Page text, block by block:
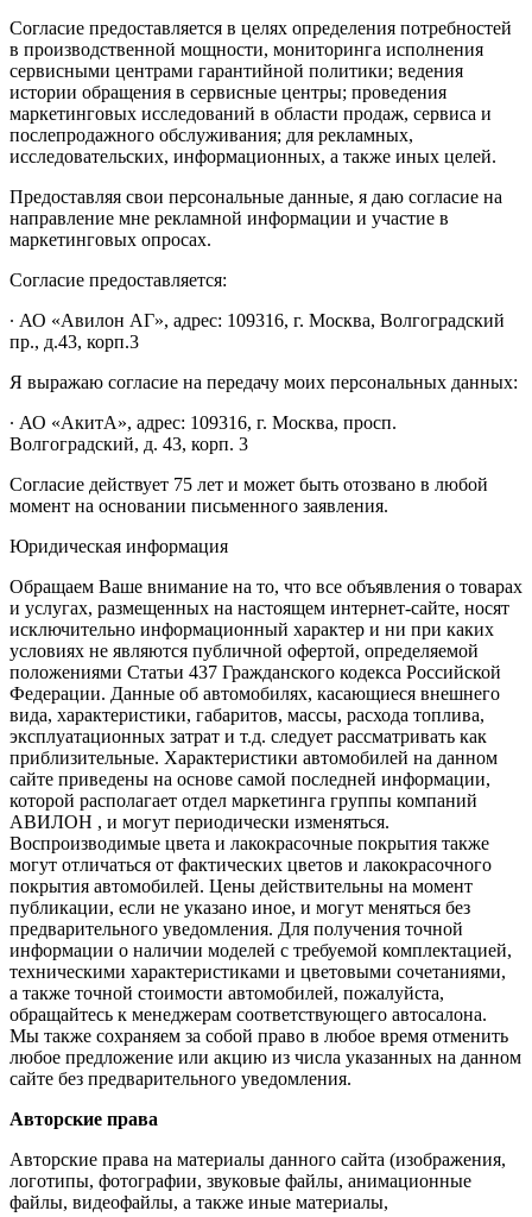
Согласие предоставляется в целях определения потребностей
в производственной мощности, мониторинга исполнения
сервисными центрами гарантийной политики; ведения
истории обращения в сервисные центры; проведения
маркетинговых исследований в области продаж, сервиса и
послепродажного обслуживания; для рекламных,
исследовательских, информационных, а также иных целей.
Предоставляя свои персональные данные, я даю согласие на
направление мне рекламной информации и участие в
маркетинговых опросах.
Согласие предоставляется:
∙ АО «Авилон АГ», адрес: 109316, г. Москва, Волгоградский
пр., д.43, корп.3
Я выражаю согласие на передачу моих персональных данных:
∙ АО «АкитА», адрес: 109316, г. Москва, просп.
Волгоградский, д. 43, корп. 3
Согласие действует 75 лет и может быть отозвано в любой
момент на основании письменного заявления.
Юридическая информация
Обращаем Ваше внимание на то, что все объявления о товарах
и услугах, размещенных на настоящем интернет-сайте, носят
исключительно информационный характер и ни при каких
условиях не являются публичной офертой, определяемой
положениями Статьи 437 Гражданского кодекса Российской
Федерации. Данные об автомобилях, касающиеся внешнего
вида, характеристики, габаритов, массы, расхода топлива,
эксплуатационных затрат и т.д. следует рассматривать как
приблизительные. Характеристики автомобилей на данном
сайте приведены на основе самой последней информации,
которой располагает отдел маркетинга группы компаний
АВИЛОН , и могут периодически изменяться.
Воспроизводимые цвета и лакокрасочные покрытия также
могут отличаться от фактических цветов и лакокрасочного
покрытия автомобилей. Цены действительны на момент
публикации, если не указано иное, и могут меняться без
предварительного уведомления. Для получения точной
информации о наличии моделей с требуемой комплектацией,
техническими характеристиками и цветовыми сочетаниями,
а также точной стоимости автомобилей, пожалуйста,
обращайтесь к менеджерам соответствующего автосалона.
Мы также сохраняем за собой право в любое время отменить
любое предложение или акцию из числа указанных на данном
сайте без предварительного уведомления.
Авторские права
Авторские права на материалы данного сайта (изображения,
логотипы, фотографии, звуковые файлы, анимационные
файлы, видеофайлы, а также иные материалы,